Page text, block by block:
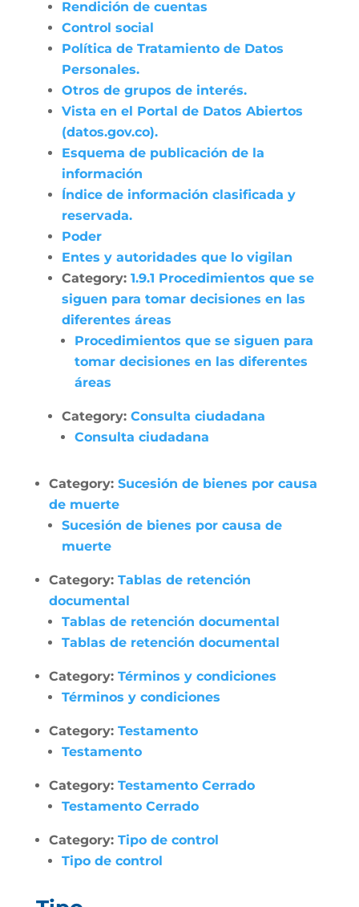
Rendición de cuentas
Control social
Política de Tratamiento de Datos
Personales.
Otros de grupos de interés.
Vista en el Portal de Datos Abiertos
(datos.gov.co).
Esquema de publicación de la
información
Índice de información clasificada y
reservada.
Poder
Entes y autoridades que lo vigilan
Category: 1.9.1 Procedimientos que se
siguen para tomar decisiones en las
diferentes áreas
Procedimientos que se siguen para
tomar decisiones en las diferentes
áreas
Category: Consulta ciudadana
Consulta ciudadana
Category: Sucesión de bienes por causa
de muerte
Sucesión de bienes por causa de
muerte
Category: Tablas de retención
documental
Tablas de retención documental
Tablas de retención documental
Category: Términos y condiciones
Términos y condiciones
Category: Testamento
Testamento
Category: Testamento Cerrado
Testamento Cerrado
Category: Tipo de control
Tipo de control